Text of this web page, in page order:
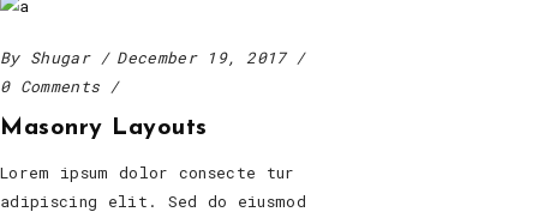
By Shugar
December 19, 2017
0 Comments
Masonry Layouts
Lorem ipsum dolor consecte tur
adipiscing elit. Sed do eiusmod